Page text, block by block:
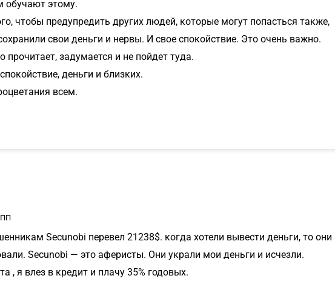
обучают этому.
чтобы предупредить других людей, которые могут попасться также,
свои деньги и нервы. И свое спокойствие. Это очень важно.
прочитает, задумается и не пойдет туда.
деньги и близких.
всем.
ПП
Secunobi перевел 21238$. когда хотели вывести деньги, то они
Secunobi — это аферисты. Они украли мои деньги и исчезли.
, я влез в кредит и плачу 35% годовых.